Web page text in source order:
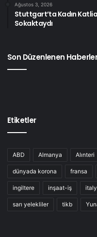
Ağustos 3, 2026
Stuttgart’ta Kadın
Sokaktaydı
Son Düzenlenen
Etiketler
ABD Almanya Alınteri
dünyada korona fransa
ingiltere inşaat-iş
sarı yelekliler tikb